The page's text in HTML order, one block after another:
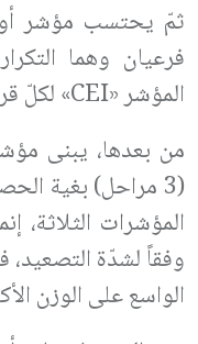
ثمّ يحتسب مؤشر
فرعيان وهما
المؤشر «CEI» لكلّ قرية في كلّ مرحلة.
من بعدها، يبنى
(3 مراحل) بغية
المؤشرات الثلاثة،
وفقاً لشدّة
الواسع على الوزن